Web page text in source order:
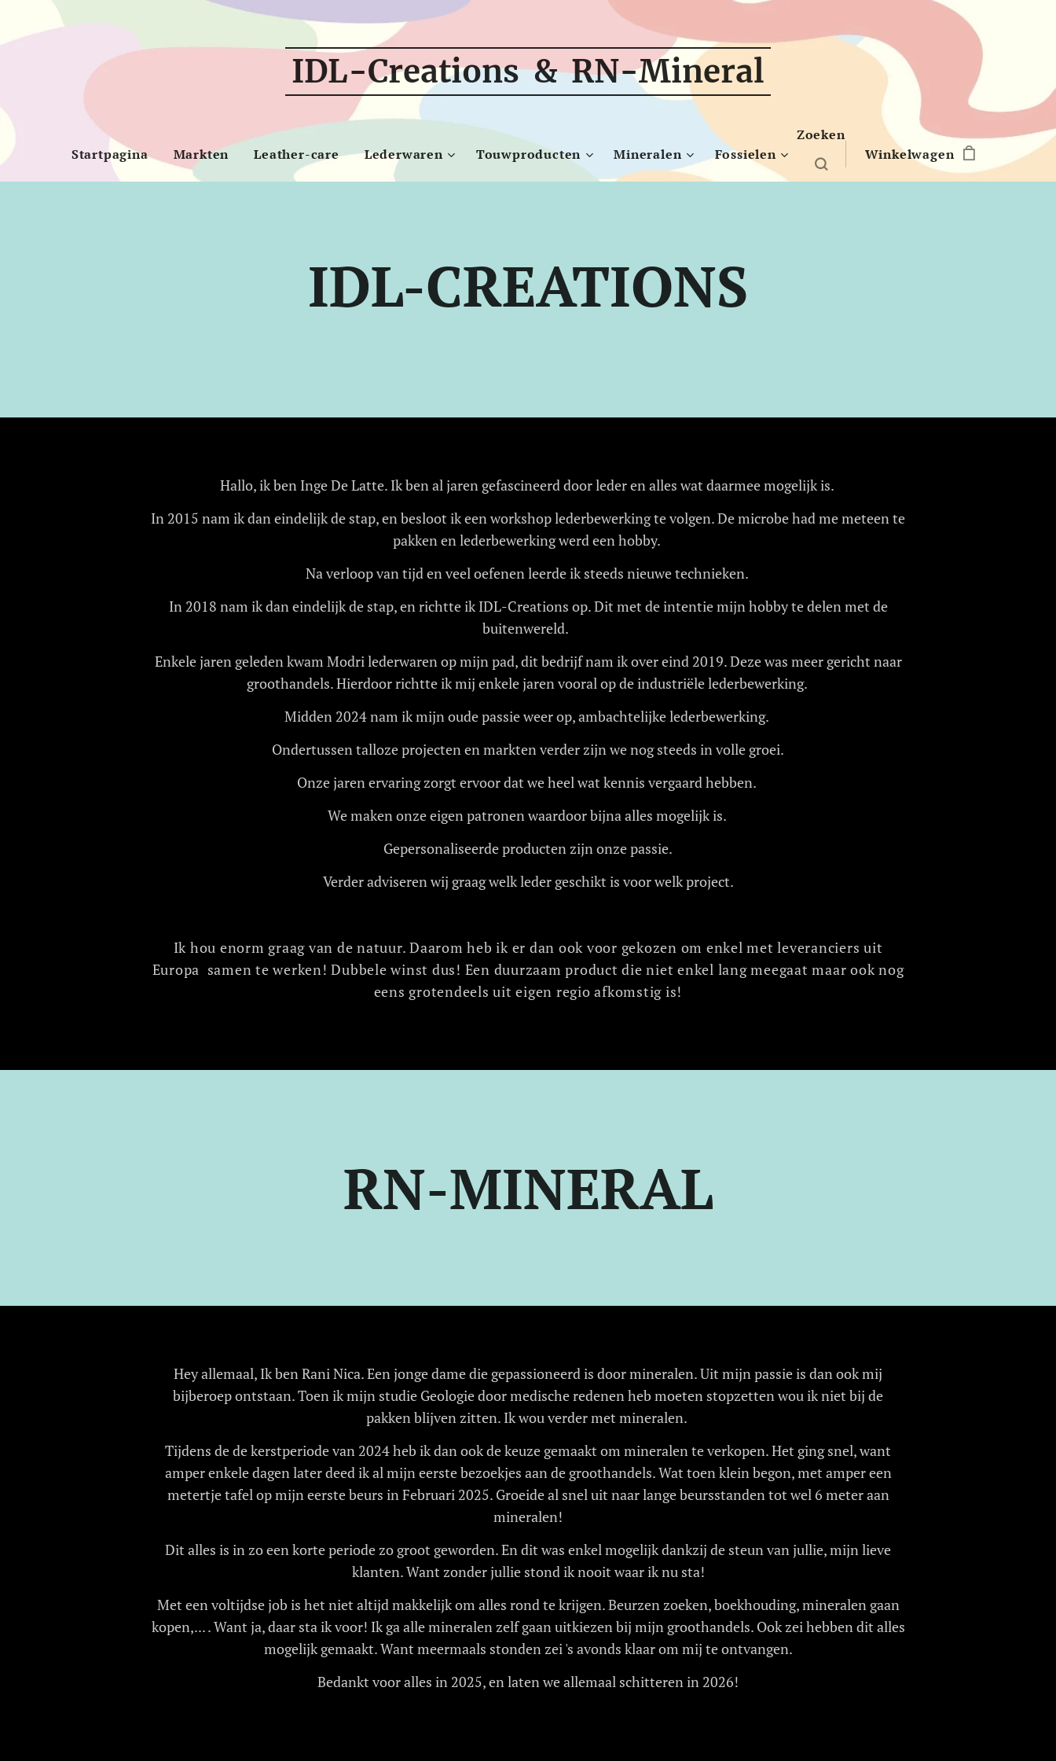
IDL-Creations & RN-Mineral
Startpagina Markten Leather-care Lederwaren Touwproducten Mineralen Fossielen
Zoeken
Winkelwagen
IDL-CREATIONS
Hallo, ik ben Inge De Latte. Ik ben al jaren gefascineerd door leder en alles wat daarmee mogelijk is.
In 2015 nam ik dan eindelijk de stap, en besloot ik een workshop lederbewerking te volgen. De microbe had me meteen te
pakken en lederbewerking werd een hobby.
Na verloop van tijd en veel oefenen leerde ik steeds nieuwe technieken.
In 2018 nam ik dan eindelijk de stap, en richtte ik IDL-Creations op. Dit met de intentie mijn hobby te delen met de
buitenwereld.
Enkele jaren geleden kwam Modri lederwaren op mijn pad, dit bedrijf nam ik over eind 2019. Deze was meer gericht naar
groothandels. Hierdoor richtte ik mij enkele jaren vooral op de industriële lederbewerking.
Midden 2024 nam ik mijn oude passie weer op, ambachtelijke lederbewerking.
Ondertussen talloze projecten en markten verder zijn we nog steeds in volle groei.
Onze jaren ervaring zorgt ervoor dat we heel wat kennis vergaard hebben.
We maken onze eigen patronen waardoor bijna alles mogelijk is.
Gepersonaliseerde producten zijn onze passie.
Verder adviseren wij graag welk leder geschikt is voor welk project.
Ik hou enorm graag van de natuur. Daarom heb ik er dan ook voor gekozen om enkel met leveranciers uit
Europa samen te werken! Dubbele winst dus! Een duurzaam product die niet enkel lang meegaat maar ook nog
eens grotendeels uit eigen regio afkomstig is!
RN-MINERAL
Hey allemaal, Ik ben Rani Nica. Een jonge dame die gepassioneerd is door mineralen. Uit mijn passie is dan ook mij
bijberoep ontstaan. Toen ik mijn studie Geologie door medische redenen heb moeten stopzetten wou ik niet bij de
pakken blijven zitten. Ik wou verder met mineralen.
Tijdens de de kerstperiode van 2024 heb ik dan ook de keuze gemaakt om mineralen te verkopen. Het ging snel, want
amper enkele dagen later deed ik al mijn eerste bezoekjes aan de groothandels. Wat toen klein begon, met amper een
metertje tafel op mijn eerste beurs in Februari 2025. Groeide al snel uit naar lange beursstanden tot wel 6 meter aan
mineralen!
Dit alles is in zo een korte periode zo groot geworden. En dit was enkel mogelijk dankzij de steun van jullie, mijn lieve
klanten. Want zonder jullie stond ik nooit waar ik nu sta!
Met een voltijdse job is het niet altijd makkelijk om alles rond te krijgen. Beurzen zoeken, boekhouding, mineralen gaan
kopen,... . Want ja, daar sta ik voor! Ik ga alle mineralen zelf gaan uitkiezen bij mijn groothandels. Ook zei hebben dit alles
mogelijk gemaakt. Want meermaals stonden zei 's avonds klaar om mij te ontvangen.
Bedankt voor alles in 2025, en laten we allemaal schitteren in 2026!